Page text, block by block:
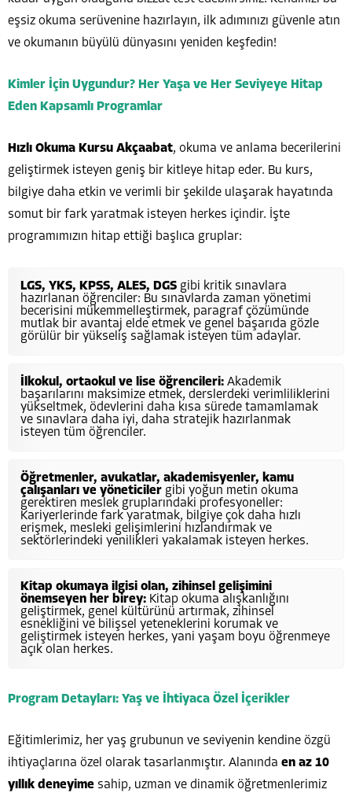
eşsiz okuma serüvenine hazırlayın, ilk adımınızı güvenle atın
ve okumanın büyülü dünyasını yeniden keşfedin!
Kimler İçin Uygundur? Her Yaşa ve Her Seviyeye Hitap
Eden Kapsamlı Programlar
Hızlı Okuma Kursu Akçaabat, okuma ve anlama becerilerini
geliştirmek isteyen geniş bir kitleye hitap eder. Bu kurs,
bilgiye daha etkin ve verimli bir şekilde ulaşarak hayatında
somut bir fark yaratmak isteyen herkes içindir. İşte
programımızın hitap ettiği başlıca gruplar:
LGS, YKS, KPSS, ALES, DGS gibi kritik sınavlara
hazırlanan öğrenciler: Bu sınavlarda zaman yönetimi
becerisini mükemmelleştirmek, paragraf çözümünde
mutlak bir avantaj elde etmek ve genel başarıda gözle
görülür bir yükseliş sağlamak isteyen tüm adaylar.
İlkokul, ortaokul ve lise öğrencileri: Akademik
başarılarını maksimize etmek, derslerdeki verimliliklerini
yükseltmek, ödevlerini daha kısa sürede tamamlamak
ve sınavlara daha iyi, daha stratejik hazırlanmak
isteyen tüm öğrenciler.
Öğretmenler, avukatlar, akademisyenler, kamu
çalışanları ve yöneticiler gibi yoğun metin okuma
gerektiren meslek gruplarındaki profesyoneller:
Kariyerlerinde fark yaratmak, bilgiye çok daha hızlı
erişmek, mesleki gelişimlerini hızlandırmak ve
sektörlerindeki yenilikleri yakalamak isteyen herkes.
Kitap okumaya ilgisi olan, zihinsel gelişimini
önemseyen her birey: Kitap okuma alışkanlığını
geliştirmek, genel kültürünü artırmak, zihinsel
esnekliğini ve bilişsel yeteneklerini korumak ve
geliştirmek isteyen herkes, yani yaşam boyu öğrenmeye
açık olan herkes.
Program Detayları: Yaş ve İhtiyaca Özel İçerikler
Eğitimlerimiz, her yaş grubunun ve seviyenin kendine özgü
ihtiyaçlarına özel olarak tasarlanmıştır. Alanında en az 10
yıllık deneyime sahip, uzman ve dinamik öğretmenlerimiz